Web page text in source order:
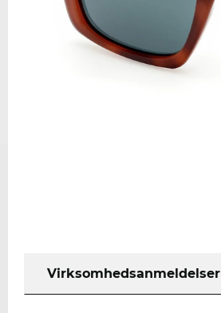
Virksomhedsanmeldelser